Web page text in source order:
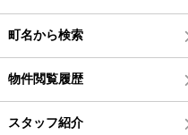
町名から検索
物件閲覧履歴
スタッフ紹介